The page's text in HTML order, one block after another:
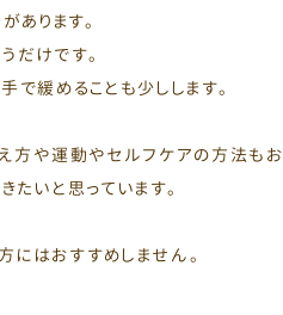
あります。
だけです。
緩めることも少しします。
方や運動やセルフケアの方法もお
いと思っています。
にはおすすめしません。